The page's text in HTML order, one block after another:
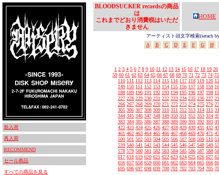
新入荷
再入荷
RECOMMEND
セール商品
すべての商品を見る
BLOODSUCKER recordsの商品
は
これまでどおり消費税はいただ
きません
HOME
アーティスト頭文字検索(serach
A
B C D E F G H
1 2 3 4 5 6 7 8 9 10 11 12 13 14 15 16 17 18 19 20
59 60 61 62 63 64 65 66 67 68 69 70 71 72 73 74 75
110 111 112 113 114 115 116 117 118 119 120
149 150 151 152 153 154 155 156 157 158 159
188 189 190 191 192 193 194 195 196 197 198
227 228 229 230 231 232 233 234 235 236 237
266 267 268 269 270 271 272 273 274 275 276
305 306 307 308 309 310 311 312 313 314 315
344 345 346 347 348 349 350 351 352 353 354
383 384 385 386 387 388 389 390 391 392 393
422 423 424 425 426 427 428 429 430 431 432
461 462 463 464 465 466 467 468 469 470 471
500 501 502 503 504 505 506 507 508 509 510
539 540 541 542 543 544 545 546 547 548 549
578 579 580 581 582 583 584 585 586 587 588
617 618 619 620 621 622 623 624 625 626 627
656 657 658 659 660 661 662 663 664 665 666
695 696 697 698 699 700 701 702 703 704 705